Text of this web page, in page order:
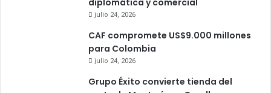
diplomática y comercial
julio 24, 2026
CAF compromete US$9.000 millones
para Colombia
julio 24, 2026
Grupo Éxito convierte tienda del